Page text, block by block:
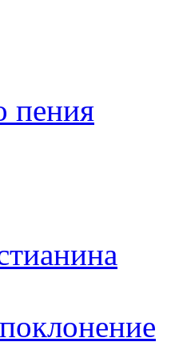
пения